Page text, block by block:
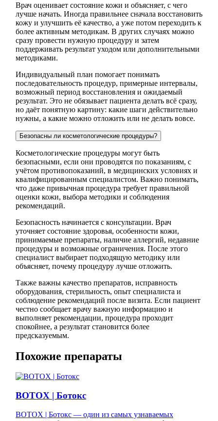
Врач оценивает состояние кожи и объясняет, с чего
лучше начать. Иногда правильнее сначала восстановить
кожу и улучшить её качество, а уже потом переходить к
более активным методикам. В других случаях можно
сразу провести нужную процедуру и затем
поддерживать результат уходом или дополнительными
методиками.
Индивидуальный план помогает понимать
последовательность процедур, примерные интервалы,
возможный период восстановления и ожидаемый
результат. Это не обязывает пациента делать всё сразу,
но даёт понятную картину: какие шаги действительно
нужны, а какие можно отложить или не делать вовсе.
Безопасны ли косметологические процедуры?
Косметологические процедуры могут быть
безопасными, если они проводятся по показаниям, с
учётом противопоказаний, в медицинских условиях и
квалифицированным специалистом. Важно понимать,
что даже привычная процедура требует правильной
оценки кожи, выбора методики и соблюдения
рекомендаций.
Безопасность начинается с консультации. Врач
уточняет состояние здоровья, особенности кожи,
принимаемые препараты, наличие аллергий, недавние
процедуры и возможные ограничения. После этого
специалист выбирает подходящую методику или
объясняет, почему процедуру лучше отложить.
Также важны качество препаратов, исправность
оборудования, стерильность, опыт специалиста и
соблюдение рекомендаций после визита. Если пациент
честно сообщает врачу важную информацию и
выполняет рекомендации, процедура проходит
спокойнее, а результат становится более
предсказуемым.
Похожие препараты
BOTOX | Ботокс
BOTOX | Ботокс — один из самых узнаваемых